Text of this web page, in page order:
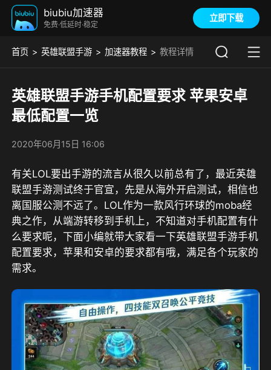
biubiu加速器
免费·低延时·稳定
立即下载
首页 英雄联盟手游 加速器教程 教程详情
英雄联盟手游手机配置要求 苹果安卓
最低配置一览
2020年06月15日 16:06
有关LOL要出手游的流言从很久以前总有了，最近英雄
联盟手游测试终于官宣，先是从海外开启测试，相信也
离国服公测不远了。LOL作为一款风行环球的moba经
典之作，从端游转移到手机上，不知道对手机配置有什
么要求呢，下面小编就带大家看一下英雄联盟手游手机
配置要求，苹果和安卓的要求都有哦，满足各个玩家的
需求。